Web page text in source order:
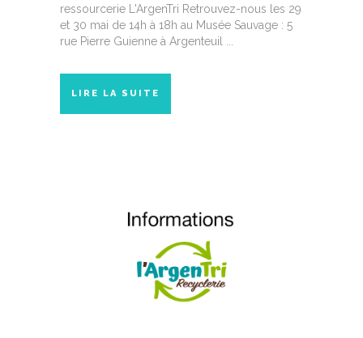
ressourcerie L'ArgenTri Retrouvez-nous les 29
et 30 mai de 14h à 18h au Musée Sauvage : 5
rue Pierre Guienne à Argenteuil ...
LIRE LA SUITE